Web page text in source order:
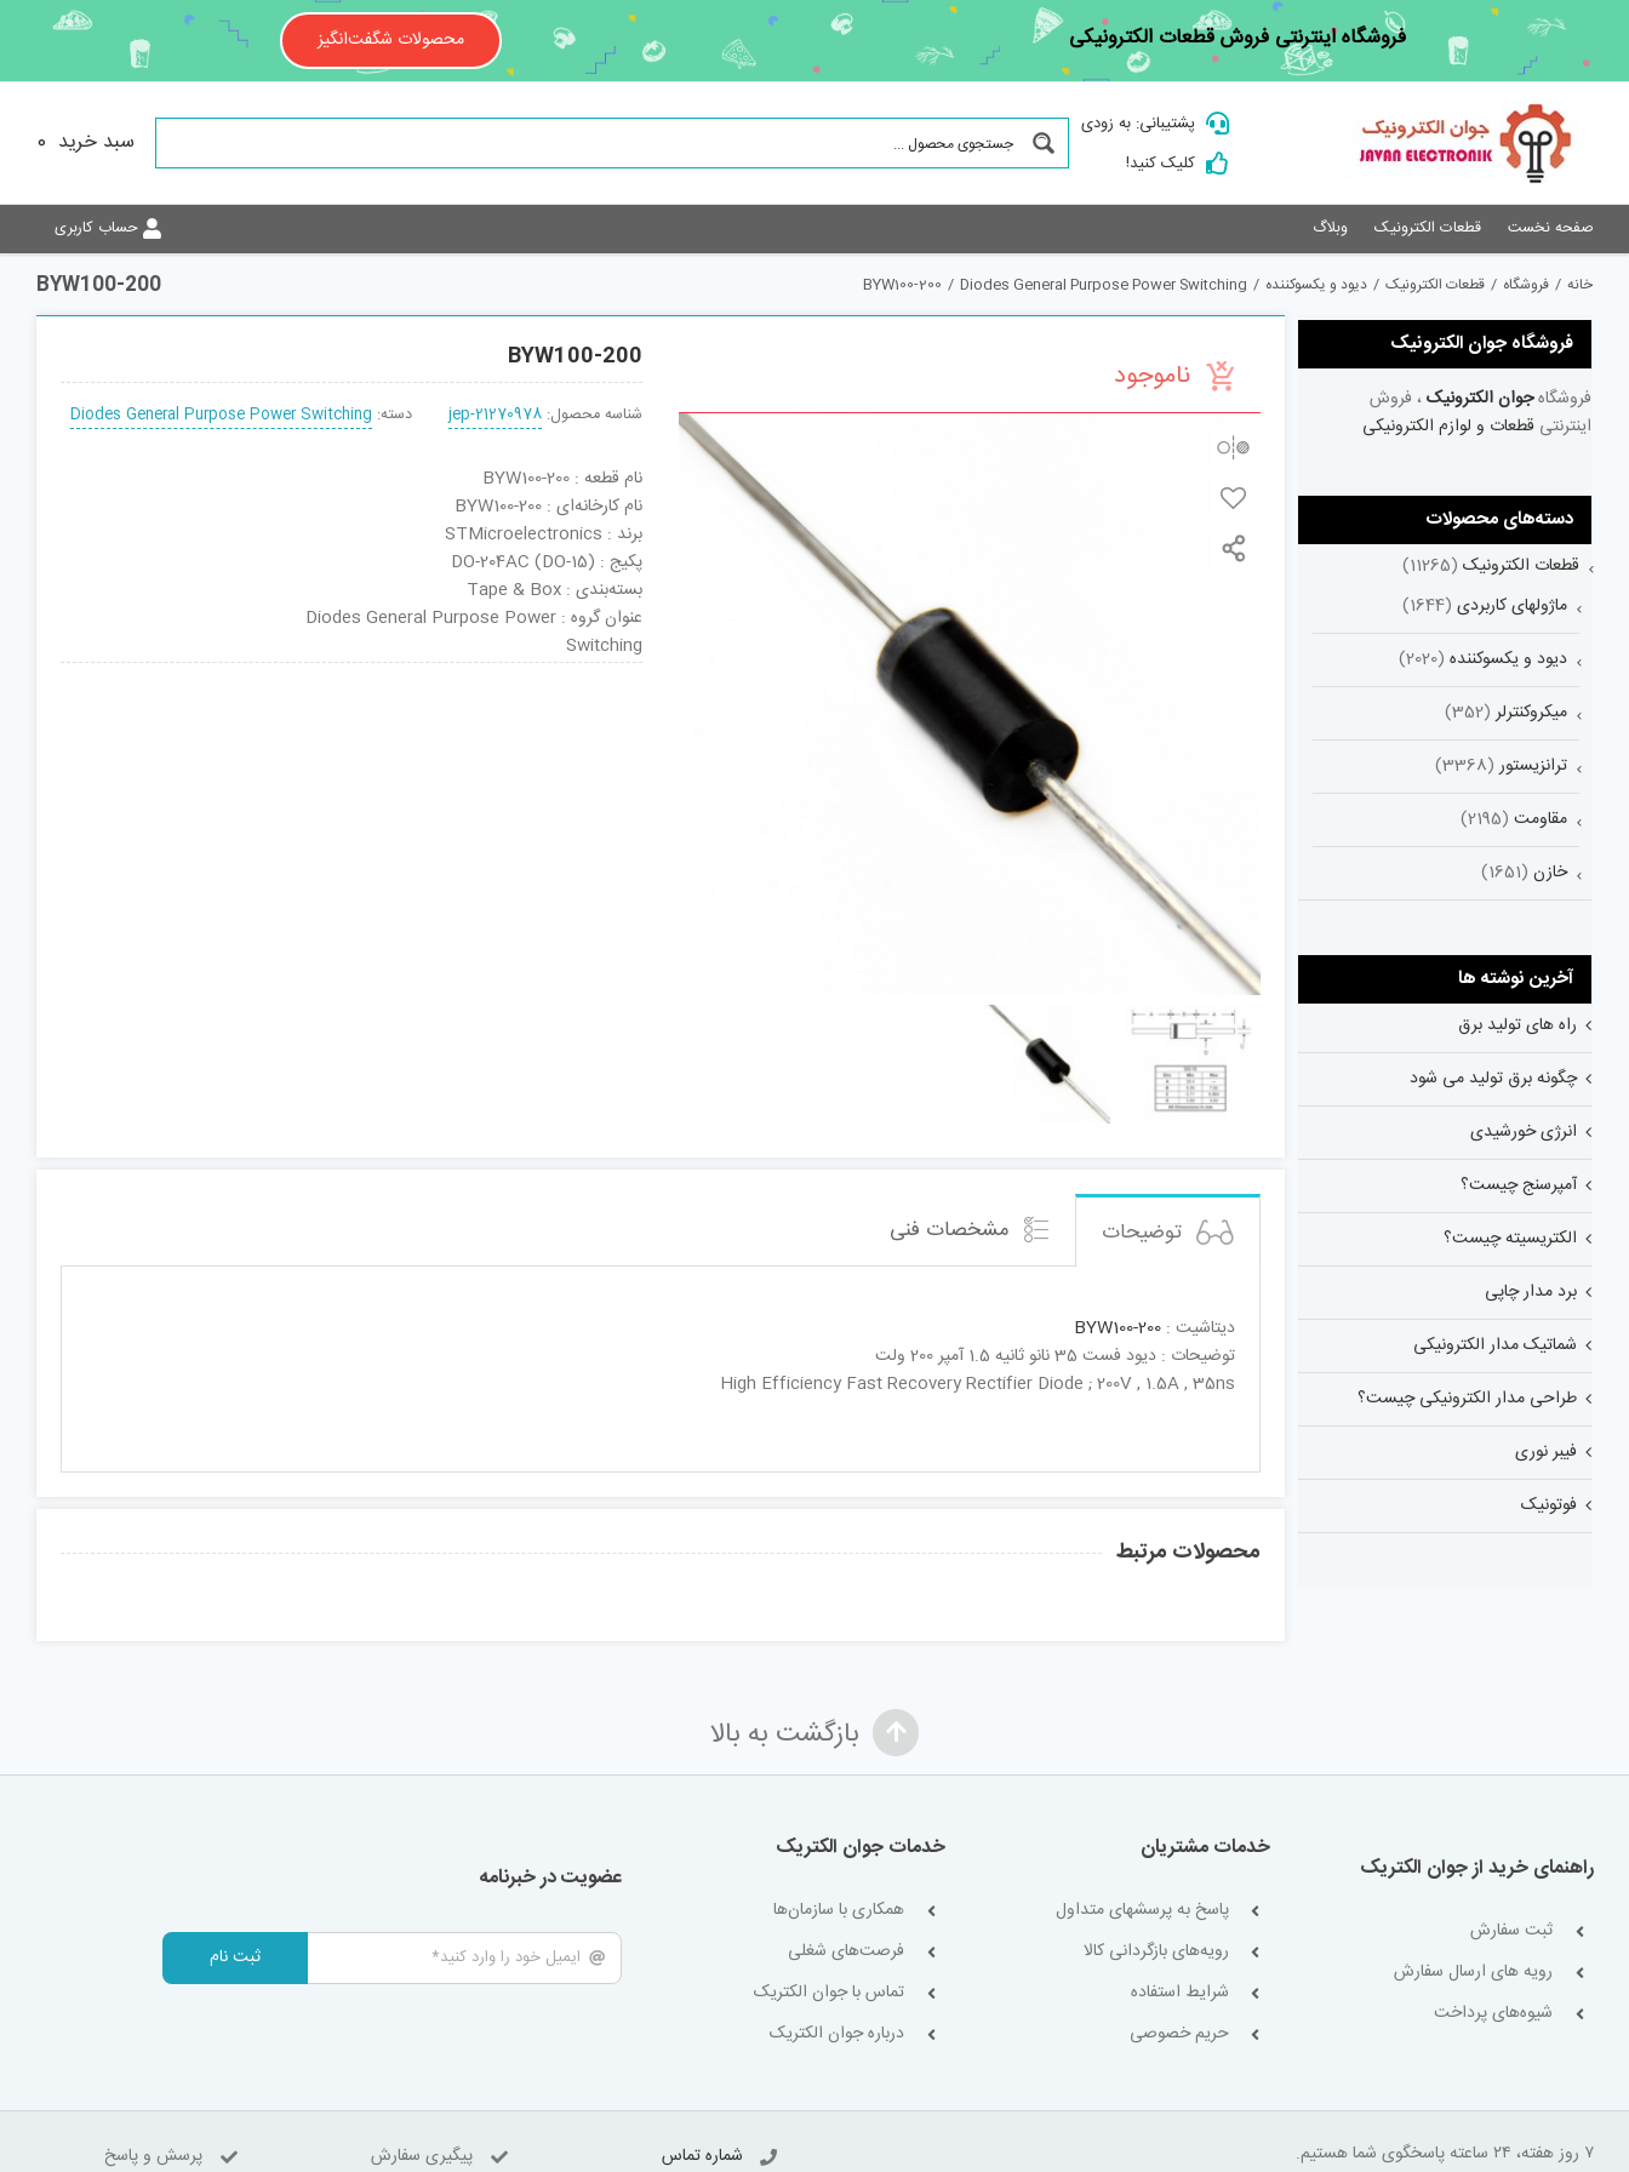
content
فروشگاه اینترنتی فروش قطعات الکترونیکی محصولات شگفت‌انگیز
پشتیبانی: به زودی
کلیک کنید!
سبد خرید 0
صفحه نخست قطعات الکترونیک وبلاگ حساب کاربری
BYW100-200 خانه / فروشگاه / قطعات الکترونیک / دیود و یکسوکننده /
Diodes General Purpose Power Switching
/
BYW100-200
ناموجود BYW100-200
شناسه محصول: jep-21270978 دسته: Diodes General Purpose Power Switching
نام قطعه : BYW100-200
نام کارخانه‌ای : BYW100-200
برند : STMicroelectronics
پکیج : DO-204AC (DO-15)
بسته‌بندی : Tape & Box
عنوان گروه : Diodes General Purpose Power
Switching
توضیحات مشخصات فنی
دیتاشیت : BYW100-200
توضیحات : دیود فست 35 نانو ثانیه 1.5 آمپر 200 ولت
High Efficiency Fast Recovery Rectifier Diode ; 200V , 1.5A , 35ns
محصولات مرتبط
فروشگاه جوان الکترونیک
فروشگاهجوان الکترونیک ، فروش
اینترنتی قطعات و لوازم الکترونیکی
دسته‌های محصولات
قطعات الکترونیک (11265)
ماژولهای کاربردی (1644)
دیود و یکسوکننده (2020)
میکروکنترلر (352)
ترانزیستور (3368)
مقاومت (2195)
خازن (1651)
آخرین نوشته ها
راه های تولید برق
چگونه برق تولید می شود
انرژی خورشیدی
آمپرسنج چیست؟
الکتریسیته چیست؟
برد مدار چاپی
شماتیک مدار الکترونیکی
طراحی مدار الکترونیکی چیست؟
فیبر نوری
فوتونیک
بازگشت به بالا
راهنمای خرید از جوان الکتریک
ثبت سفارش
رویه های ارسال سفارش
شیوه‌های پرداخت
خدمات مشتریان
پاسخ به پرسشهای متداول
رویه‌های بازگردانی کالا
شرایط استفاده
حریم خصوصی
خدمات جوان الکتریک
همکاری با سازمان‌ها
فرصت‌های شغلی
تماس با جوان الکتریک
درباره جوان الکتریک
عضویت در خبرنامه
ثبت نام
۷ روز هفته، ۲۴ ساعته پاسخگوی شما هستیم. شماره تماس پیگیری سفارش پرسش و پاسخ